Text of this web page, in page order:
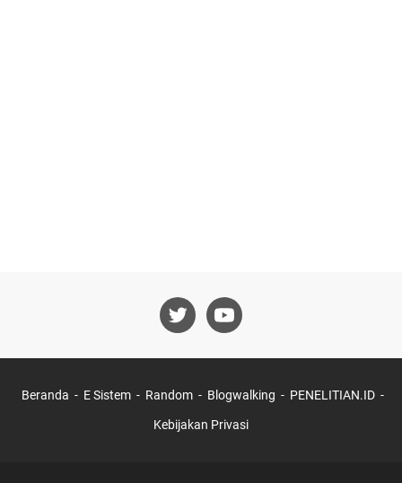
Beranda E Sistem Random Blogwalking PENELITIAN.ID
Kebijakan Privasi